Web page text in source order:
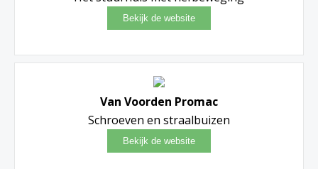
Van Voorden Promac
Schroeven en straalbuizen